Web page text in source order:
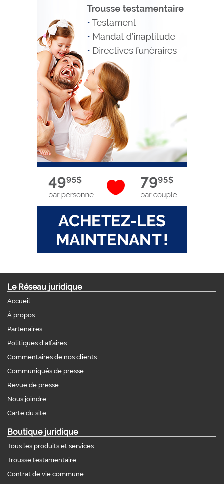
Le Réseau juridique
Accueil
À propos
Partenaires
Politiques d'affaires
Commentaires de nos clients
Communiqués de presse
Revue de presse
Nous joindre
Carte du site
Boutique juridique
Tous les produits et services
Trousse testamentaire
Contrat de vie commune